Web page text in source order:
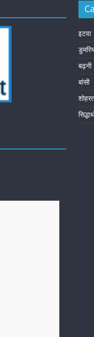
इटवा
बढ़नी
बांसी